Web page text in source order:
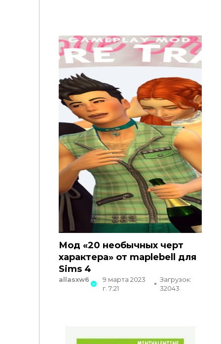
Мод «20 необычных черт
характера» от maplebell для
Sims 4
allasxw6
9 марта 2023
г. 7:21
Загрузок:
32043